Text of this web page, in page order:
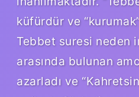
küfürdür ve
Tebbet suresi neden
arasında bulunan
azarladı ve